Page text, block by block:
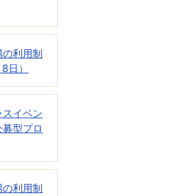
の利用制
日）
スイベン
型プロ
の利用制